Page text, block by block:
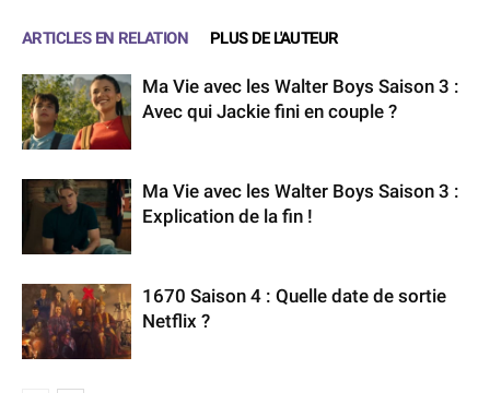
ARTICLES EN RELATION PLUS DE L'AUTEUR
Ma Vie avec les Walter Boys Saison 3 :
Avec qui Jackie fini en couple ?
Ma Vie avec les Walter Boys Saison 3 :
Explication de la fin !
1670 Saison 4 : Quelle date de sortie
Netflix ?